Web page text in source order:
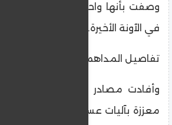
وصفت بأنها واحدة من أوسع
في الآونة الأخيرة.
تفاصيل المداهمات
وأفادت مصادر محلية بأن القوات
معززة بآليات عسكرية، اقتحمت